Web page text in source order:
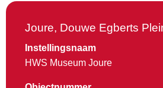
Joure, Douwe Egberts
Instellingsnaam
HWS Museum Joure